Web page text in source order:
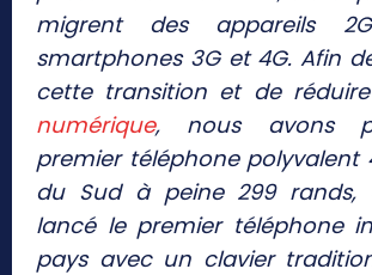
migrent des appareils
smartphones 3G et 4G. Afin
cette transition et de
numérique, nous avons
premier téléphone polyvalent
du Sud à peine 299 rands,
lancé le premier téléphone
pays avec un clavier